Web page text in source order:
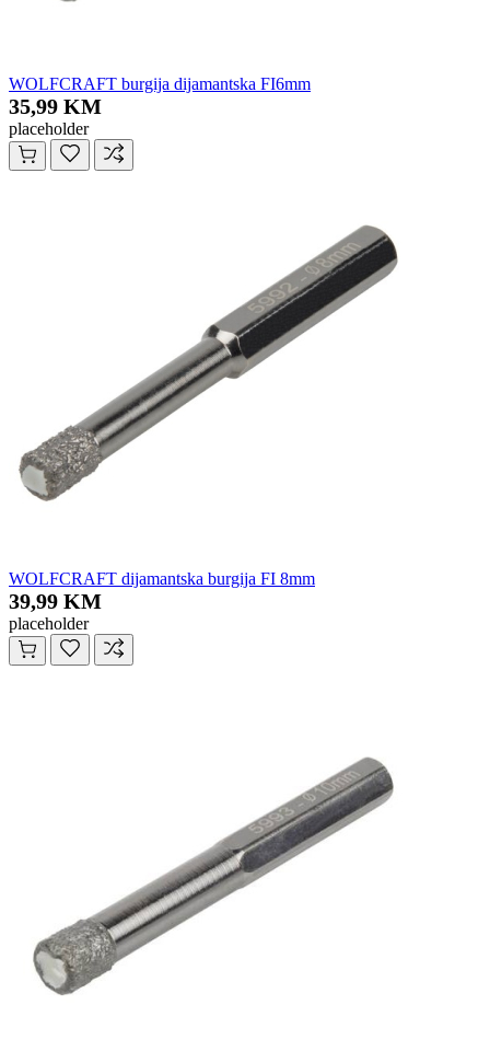
WOLFCRAFT burgija dijamantska FI6mm
35,99 KM
placeholder
WOLFCRAFT dijamantska burgija FI 8mm
39,99 KM
placeholder